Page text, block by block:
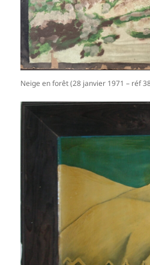
Neige en forêt (28 janvier 1971 – réf